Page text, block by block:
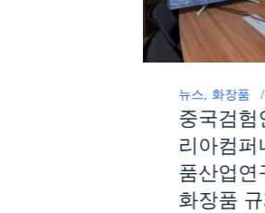
뉴스 화장품
중국검험
리아컴퍼
품산업연
화장품